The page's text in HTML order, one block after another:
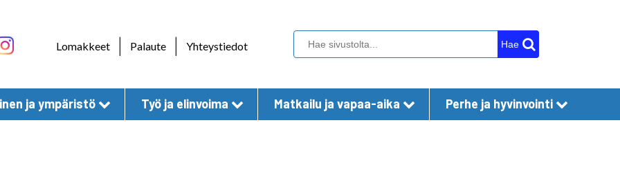
Lomakkeet | Palaute | Yhteystiedot Hae
ja ympäristö Työ ja elinvoima Matkailu ja vapaa-aika Perhe ja hyvinvointi